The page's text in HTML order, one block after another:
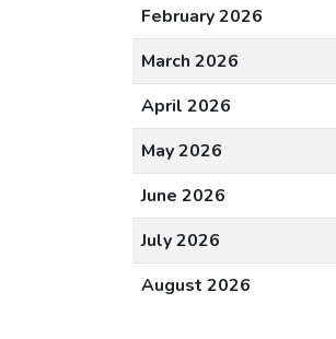
February 2026
March 2026
April 2026
May 2026
June 2026
July 2026
August 2026